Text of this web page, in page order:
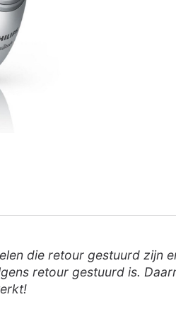
die retour gestuurd
retour gestuurd is.